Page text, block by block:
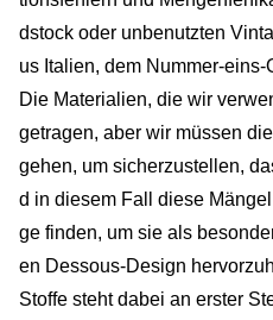
dstock oder unbenutzten
us Italien, dem Nummer-
Die Materialien, die wir
getragen, aber wir müssen
gehen, um sicherzustellen,
d in diesem Fall diese
ge finden, um sie als
en Dessous-Design
Stoffe steht dabei an erster